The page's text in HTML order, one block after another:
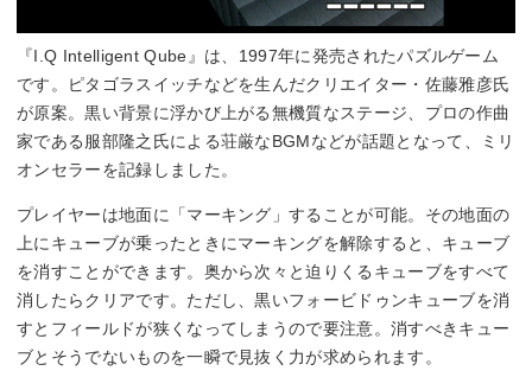
『I.Q Intelligent Qube』は、1997年に発売されたパズルゲーム
です。ピタゴラスイッチなどを生んだクリエイター・佐藤雅彦氏
が原案。黒い背景に浮かび上がる無機質なステージ、プロの作曲
家である服部隆之氏による荘厳なBGMなどが話題となって、ミリ
オンセラーを記録しました。
プレイヤーは地面に「マーキング」することが可能。その地面の
上にキューブが乗ったときにマーキングを解除すると、キューブ
を消すことができます。奥から次々と迫りくるキューブをすべて
消したらクリアです。ただし、黒いフォービドゥンキューブを消
すとフィールドが狭くなってしまうので要注意。消すべきキュー
ブとそうでないものを一瞬で見抜く力が求められます。